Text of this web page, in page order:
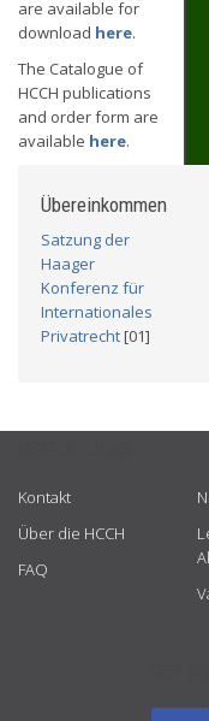
are available for
download here.
The Catalogue of
HCCH publications
and order form are
available here.
Übereinkommen
Satzung der
Haager
Konferenz für
Internationales
Privatrecht[01]
Kontakt
Über die HCCH
FAQ